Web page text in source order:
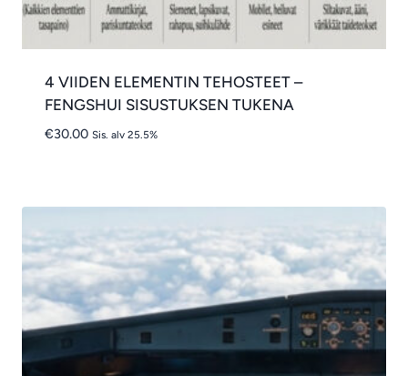
4 VIIDEN ELEMENTIN TEHOSTEET –
FENGSHUI SISUSTUKSEN TUKENA
€30.00 Sis. alv 25.5%